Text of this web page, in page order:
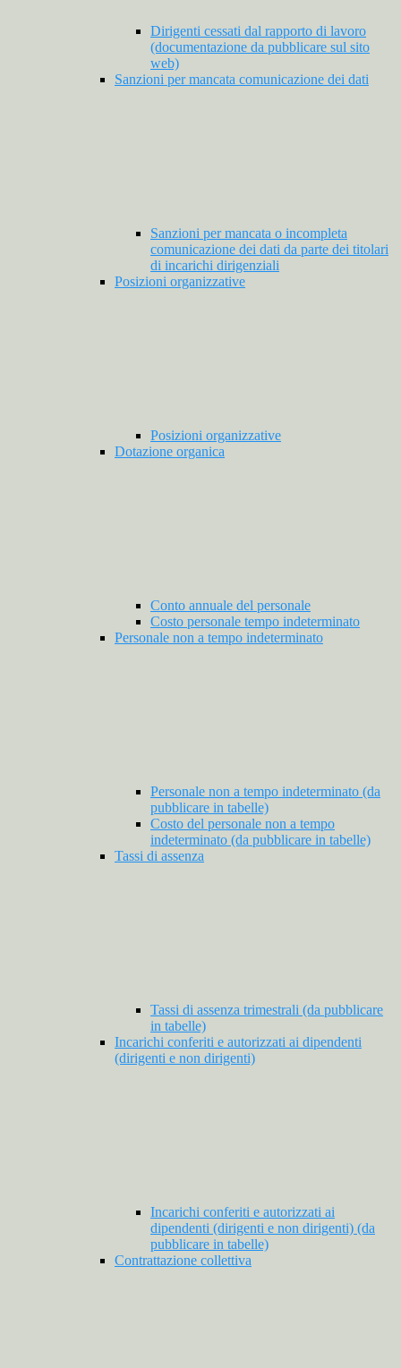
Dirigenti cessati dal rapporto di lavoro
(documentazione da pubblicare sul sito
web)
Sanzioni per mancata comunicazione dei dati
Sanzioni per mancata o incompleta
comunicazione dei dati da parte dei titolari
di incarichi dirigenziali
Posizioni organizzative
Posizioni organizzative
Dotazione organica
Conto annuale del personale
Costo personale tempo indeterminato
Personale non a tempo indeterminato
Personale non a tempo indeterminato (da
pubblicare in tabelle)
Costo del personale non a tempo
indeterminato (da pubblicare in tabelle)
Tassi di assenza
Tassi di assenza trimestrali (da pubblicare
in tabelle)
Incarichi conferiti e autorizzati ai dipendenti
(dirigenti e non dirigenti)
Incarichi conferiti e autorizzati ai
dipendenti (dirigenti e non dirigenti) (da
pubblicare in tabelle)
Contrattazione collettiva